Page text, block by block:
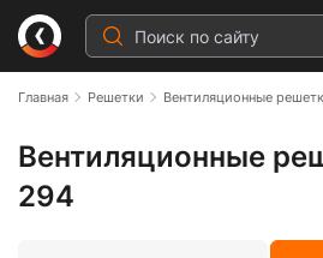
Главная Решетки Вентиляционные
Вентиляционные
294